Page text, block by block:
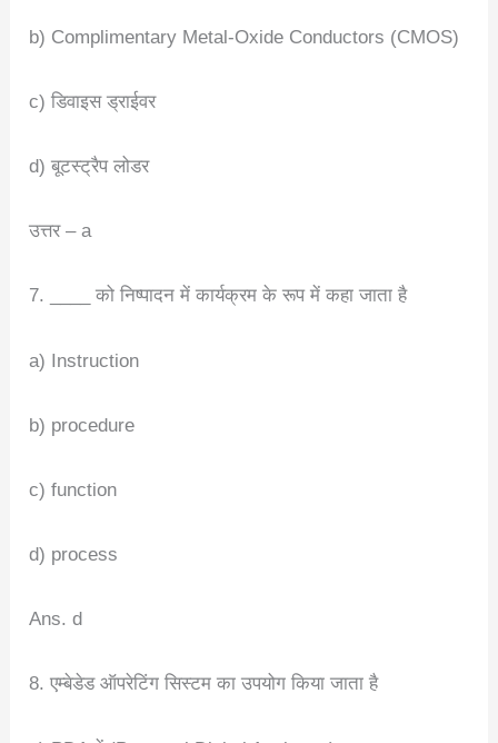
b) Complimentary Metal-Oxide Conductors (CMOS)
c) डिवाइस ड्राईवर
d) बूटस्ट्रैप लोडर
उत्तर – a
7. ____ को निष्पादन में कार्यक्रम के रूप में कहा जाता है
a) Instruction
b) procedure
c) function
d) process
Ans. d
8. एम्बेडेड ऑपरेटिंग सिस्टम का उपयोग किया जाता है